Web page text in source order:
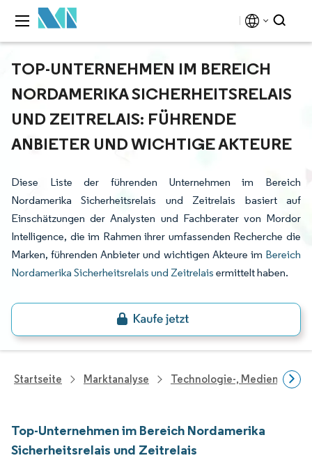
TOP-UNTERNEHMEN IM BEREICH
NORDAMERIKA SICHERHEITSRELAIS
UND ZEITRELAIS: FÜHRENDE
ANBIETER UND WICHTIGE AKTEURE
Diese Liste der führenden Unternehmen im Bereich
Nordamerika Sicherheitsrelais und Zeitrelais basiert auf
Einschätzungen der Analysten und Fachberater von Mordor
Intelligence, die im Rahmen ihrer umfassenden Recherche die
Marken, führenden Anbieter und wichtigen Akteure im Bereich
Nordamerika Sicherheitsrelais und Zeitrelais ermittelt haben.
Startseite Marktanalyse Technologie-, Medien- Und
Top-Unternehmen im Bereich Nordamerika
Sicherheitsrelais und Zeitrelais